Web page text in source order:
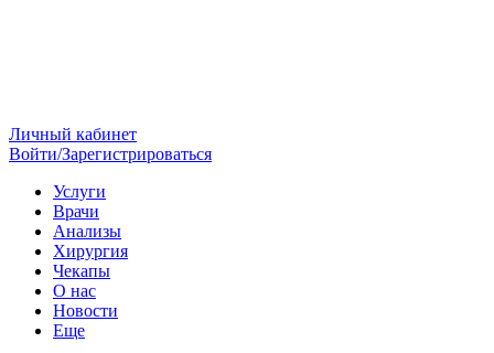
Личный кабинет
Войти/Зарегистрироваться
Услуги
Врачи
Анализы
Хирургия
Чекапы
О нас
Новости
Еще